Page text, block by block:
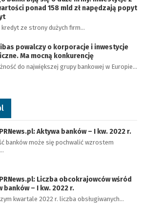
ponad 158 mld zł napędzają popyt
kredyt ze strony dużych firm…
powalczy o korporacje i inwestycje
Ma mocną konkurencję
do największej grupy bankowej w Europie…
Aktywa banków – I kw. 2022 r.
banków może się pochwalić wzrostem
Liczba obcokrajowców wśród
banków – I kw. 2022 r.
kwartale 2022 r. liczba obsługiwanych…